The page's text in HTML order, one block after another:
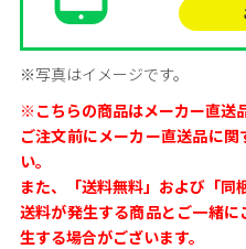
※写真はイメージです。
※こちらの商品はメーカー直送
ご注文前にメーカー直送品に
い。
また、「送料無料」および「同
送料が発生する商品とご一緒
生する場合がございます。